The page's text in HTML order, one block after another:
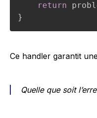
return
}
Ce handler garantit
Quelle que soit